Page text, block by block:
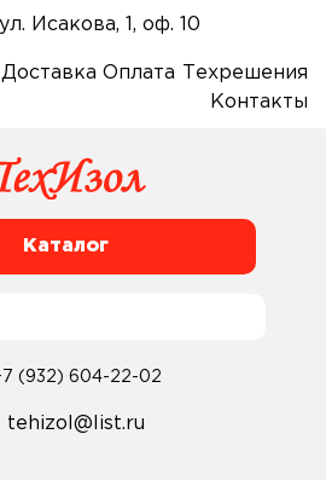
Исакова, 1, оф. 10
Доставка Оплата
Техрешения
Контакты
Каталог
(932) 604-22-02
tehizol@list.ru